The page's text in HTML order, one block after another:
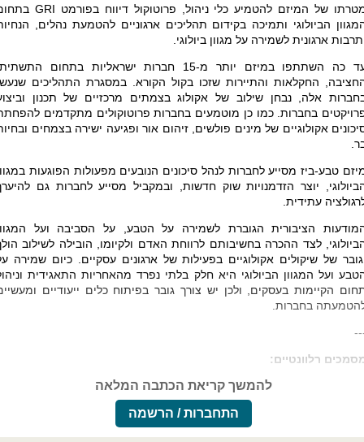
של המיזם להטמיע כלי ניהול, פרוטוקול דיווח בפורמט GRI
הביולוגי ותמיכה בקידום תהליכים ארגוניים להטמעת נהלים,
ארגונית לשמירה על מגוון ביולוגי.
עד כה השתתפו במיזם יותר מ-15 חברות ישראליות בתחום התשתית,
החקלאות והתיירות שזכו בקול הקורא. במסגרת התהליכים
אלה, נבחן שילוב של אקולוג בצמתים מרכזיים של תכנון
בחברות. כמו כן מוטמעים בחברות פרוטוקולים מתקדמים
אקולוגיים של מינים פולשים, זיהום אור ופגיעה ישירה בצמחים
טבע-ביז מסייע לחברות לנהל סיכונים הנובעים מפעולות הפוגעות
יוצר הזדמנויות שוק חדשות, ובמקביל מסייע לחברות גם
עתידית.
הציבורית הגוברת לשמירה על הטבע, על הסביבה ועל
לצד ההכרה בחשיבותם לרווחת האדם ולקיומו, הובילה לשילוב
של שיקולים אקולוגיים בפעילות של ארגונים עסקיים
כיום שמירה
ועל המגוון הביולוגי היא חלק בלתי נפרד מהאחריות התאגידית
הקיימות בעסקים, ולכן יש צורך גובר בפיתוח כלים ייעודיים
בחברות.
רלוונטיים:
להמשך קריאת הכתבה המלאה
התחברות / הרשמה